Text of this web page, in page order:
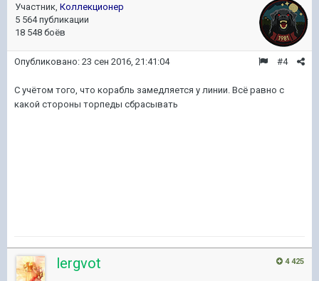
Участник, Коллекционер
5 564 публикации
18 548 боёв
#4
Опубликовано: 23 сен 2016, 21:41:04
С учётом того, что корабль замедляется у линии. Всё равно с
какой стороны торпеды сбрасывать
4 425
lergvot